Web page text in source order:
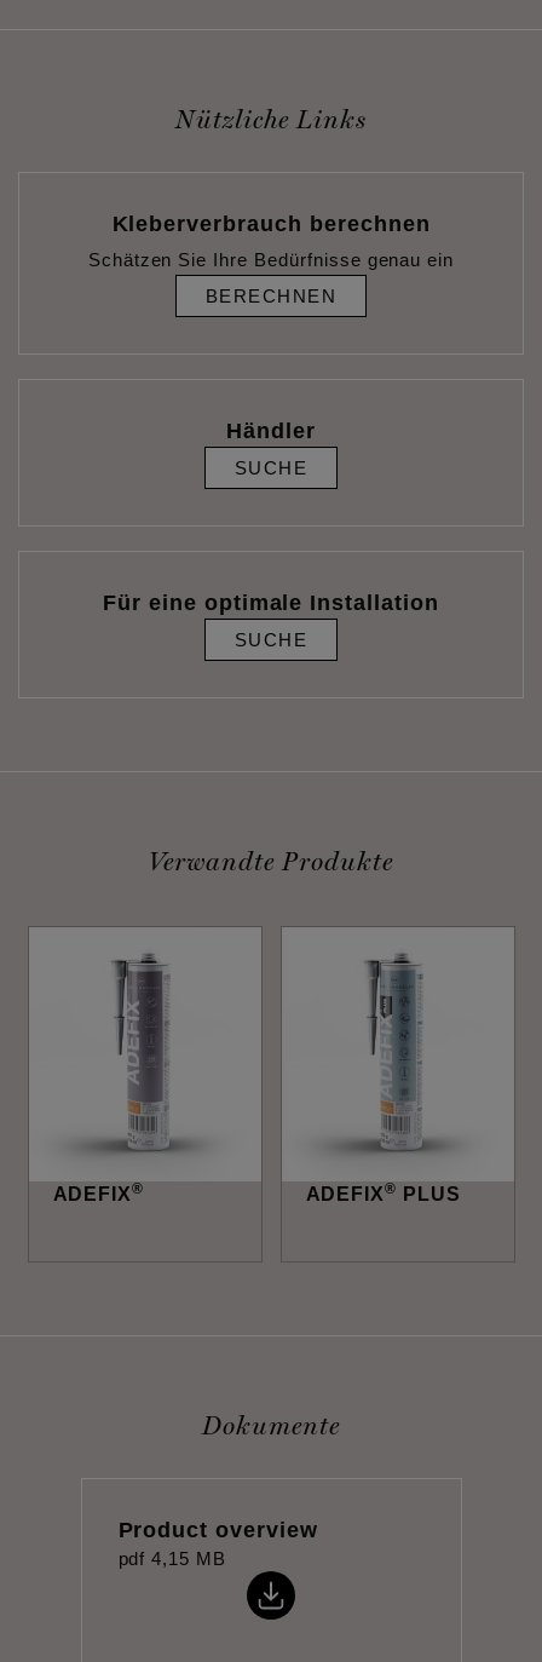
Nützliche Links
Kleberverbrauch berechnen
Schätzen Sie Ihre Bedürfnisse genau ein
BERECHNEN
Händler
SUCHE
Für eine optimale Installation
SUCHE
Verwandte Produkte
ADEFIX® ADEFIX® PLUS
Dokumente
Product overview
pdf 4,15 MB